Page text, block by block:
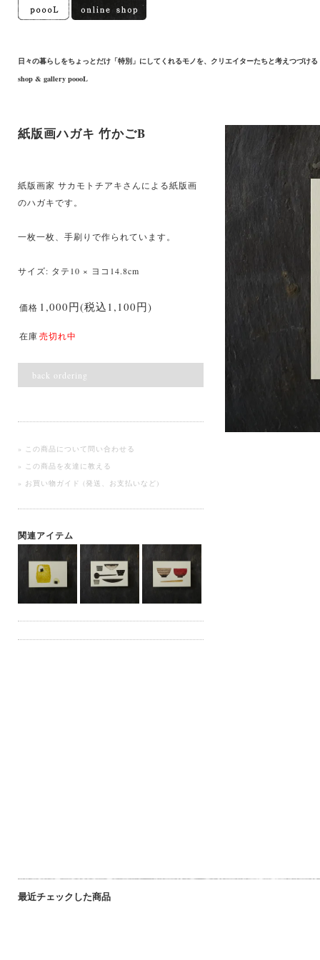
日々の暮らしをちょっとだけ「特別」にしてくれるモノを、クリエイターたちと考えつづける
shop & gallery poooL
紙版画ハガキ 竹かごB
紙版画家 サカモトチアキさんによる紙版画
のハガキです。
一枚一枚、手刷りで作られています。
サイズ: タテ10 × ヨコ14.8cm
価格 1,000円(税込1,100円)
在庫売切れ中
back ordering
» この商品について問い合わせる
» この商品を友達に教える
» お買い物ガイド (発送、お支払いなど)
関連アイテム
最近チェックした商品